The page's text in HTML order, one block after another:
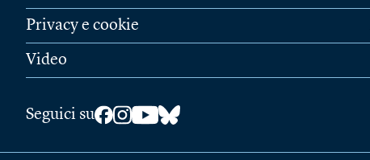
Privacy e cookie
Video
Seguici su